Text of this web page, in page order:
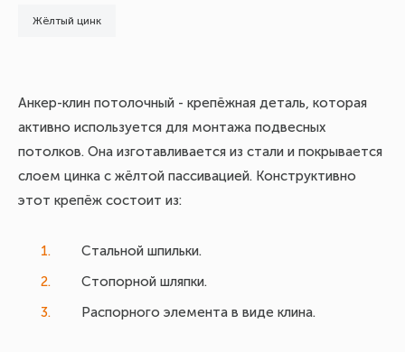
Жёлтый цинк
Анкер-клин потолочный - крепёжная деталь, которая
активно используется для монтажа подвесных
потолков. Она изготавливается из стали и покрывается
слоем цинка с жёлтой пассивацией. Конструктивно
этот крепёж состоит из:
Стальной шпильки.
Стопорной шляпки.
Распорного элемента в виде клина.